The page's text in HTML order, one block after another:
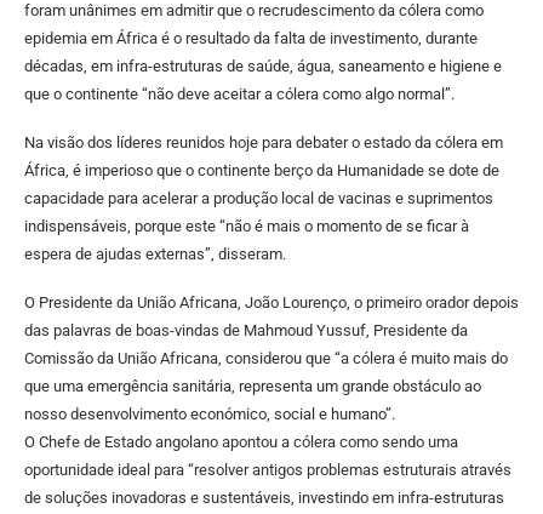
foram unânimes em admitir que o recrudescimento da cólera como
epidemia em África é o resultado da falta de investimento, durante
décadas, em infra-estruturas de saúde, água, saneamento e higiene e
que o continente “não deve aceitar a cólera como algo normal”.
Na visão dos líderes reunidos hoje para debater o estado da cólera em
África, é imperioso que o continente berço da Humanidade se dote de
capacidade para acelerar a produção local de vacinas e suprimentos
indispensáveis, porque este “não é mais o momento de se ficar à
espera de ajudas externas”, disseram.
O Presidente da União Africana, João Lourenço, o primeiro orador depois
das palavras de boas-vindas de Mahmoud Yussuf, Presidente da
Comissão da União Africana, considerou que “a cólera é muito mais do
que uma emergência sanitária, representa um grande obstáculo ao
nosso desenvolvimento económico, social e humano”.
O Chefe de Estado angolano apontou a cólera como sendo uma
oportunidade ideal para “resolver antigos problemas estruturais através
de soluções inovadoras e sustentáveis, investindo em infra-estruturas